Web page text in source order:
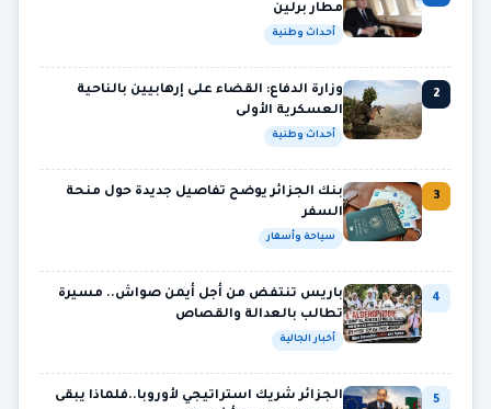
مطار برلين
أحداث وطنية
2
وزارة الدفاع: القضاء على إرهابيين بالناحية
العسكرية الأولى
أحداث وطنية
3
بنك الجزائر يوضح تفاصيل جديدة حول منحة
السفر
سياحة وأسفار
4
باريس تنتفض من أجل أيمن صواش.. مسيرة
تطالب بالعدالة والقصاص
أخبار الجالية
5
الجزائر شريك استراتيجي لأوروبا..فلماذا يبقى